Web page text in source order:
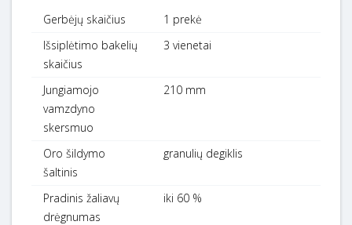
Gerbėjų skaičius
1 prekė
Išsiplėtimo bakelių
skaičius
3 vienetai
Jungiamojo
vamzdyno
skersmuo
210 mm
Oro šildymo
šaltinis
granulių degiklis
Pradinis žaliavų
drėgnumas
iki 60 %